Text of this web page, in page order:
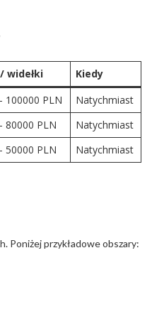
widełki
Kiedy
100000 PLN
Natychmiast
80000 PLN
Natychmiast
50000 PLN Natychmiast
Poniżej przykładowe obszary: